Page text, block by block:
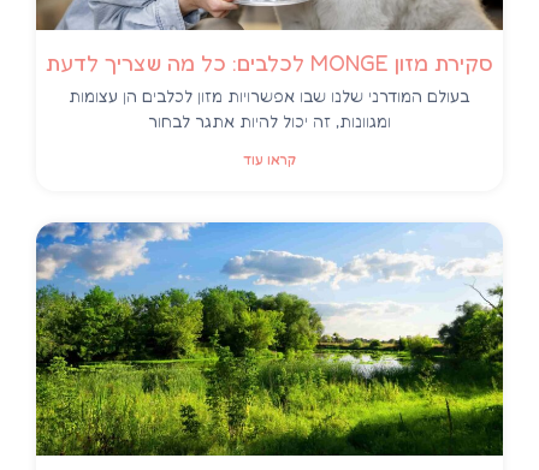
סקירת מזון MONGE לכלבים: כל מה שצריך לדעת
בעולם המודרני שלנו שבו אפשרויות מזון לכלבים הן עצומות
ומגוונות, זה יכול להיות אתגר לבחור
קראו עוד